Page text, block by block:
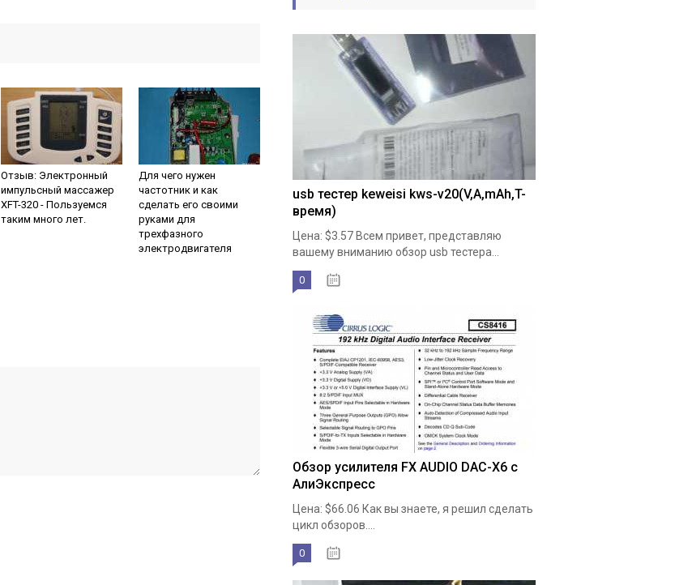
Отзыв: Электронный
импульсный массажер
XFT-320 - Пользуемся
таким много лет.
Для чего нужен
частотник и как
сделать его своими
руками для
трехфазного
электродвигателя
usb тестер keweisi kws-v20(V,A,mAh,T-
время)
Цена: $3.57 Всем привет, представляю
вашему вниманию обзор usb тестера...
0
Обзор усилителя FX AUDIO DAC-X6 с
АлиЭкспресс
Цена: $66.06 Как вы знаете, я решил сделать
цикл обзоров....
0